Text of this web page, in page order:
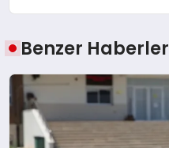
Benzer Haberler